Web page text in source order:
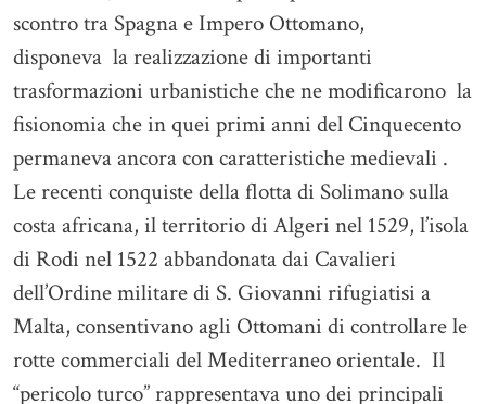
scontro tra Spagna e Impero Ottomano,
disponeva la realizzazione di importanti
trasformazioni urbanistiche che ne modificarono la
fisionomia che in quei primi anni del Cinquecento
permaneva ancora con caratteristiche medievali .
Le recenti conquiste della flotta di Solimano sulla
costa africana, il territorio di Algeri nel 1529, l’isola
di Rodi nel 1522 abbandonata dai Cavalieri
dell’Ordine militare di S. Giovanni rifugiatisi a
Malta, consentivano agli Ottomani di controllare le
rotte commerciali del Mediterraneo orientale. Il
“pericolo turco” rappresentava uno dei principali